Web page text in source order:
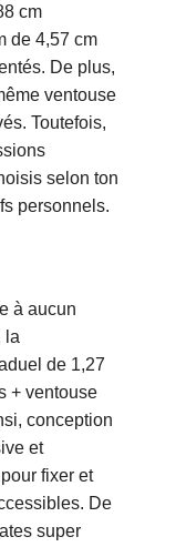
cm
de 4,57 cm
De plus,
ventouse
Toutefois,
selon ton
personnels.
à aucun
la
de 1,27
+ ventouse
conception
et
fixer et
De
super